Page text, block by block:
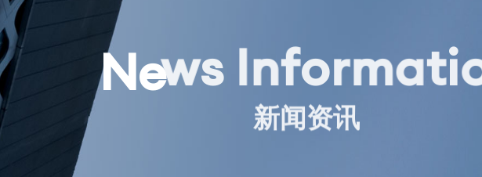
News Informati
新闻资讯